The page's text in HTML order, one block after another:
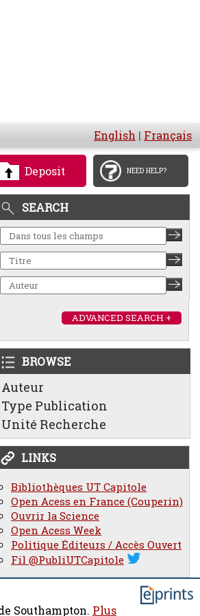
English | Français
Deposit NEED HELP?
SEARCH
ADVANCED SEARCH +
BROWSE
Auteur
Type Publication
Unité Recherche
LINKS
Bibliothèques UT Capitole
Open Acess en France (Couperin)
Ouvrir la Science
Open Acess Week
Politique Éditeurs / Accès Ouvert
Fil @PubliUTCapitole
Southampton. Plus